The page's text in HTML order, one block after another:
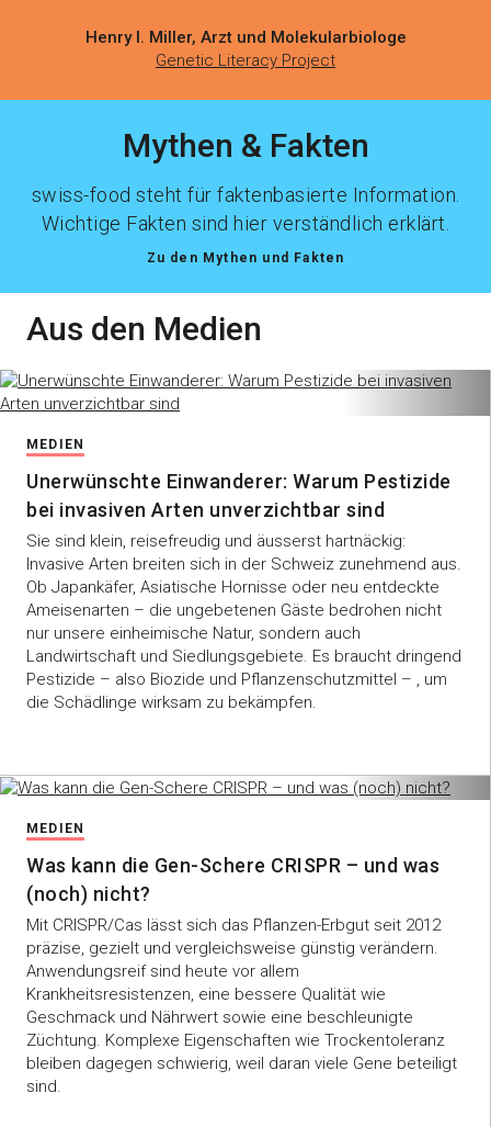
Henry I. Miller, Arzt und Molekularbiologe
Genetic Literacy Project
Mythen & Fakten
swiss-food steht für faktenbasierte Information.
Wichtige Fakten sind hier verständlich erklärt.
Zu den Mythen und Fakten
Aus den Medien
MEDIEN
Unerwünschte Einwanderer: Warum Pestizide
bei invasiven Arten unverzichtbar sind
Sie sind klein, reisefreudig und äusserst hartnäckig:
Invasive Arten breiten sich in der Schweiz zunehmend aus.
Ob Japankäfer, Asiatische Hornisse oder neu entdeckte
Ameisenarten – die ungebetenen Gäste bedrohen nicht
nur unsere einheimische Natur, sondern auch
Landwirtschaft und Siedlungsgebiete. Es braucht dringend
Pestizide – also Biozide und Pflanzenschutzmittel – , um
die Schädlinge wirksam zu bekämpfen.
MEDIEN
Was kann die Gen-Schere CRISPR – und was
(noch) nicht?
Mit CRISPR/Cas lässt sich das Pflanzen-Erbgut seit 2012
präzise, gezielt und vergleichsweise günstig verändern.
Anwendungsreif sind heute vor allem
Krankheitsresistenzen, eine bessere Qualität wie
Geschmack und Nährwert sowie eine beschleunigte
Züchtung. Komplexe Eigenschaften wie Trockentoleranz
bleiben dagegen schwierig, weil daran viele Gene beteiligt
sind.